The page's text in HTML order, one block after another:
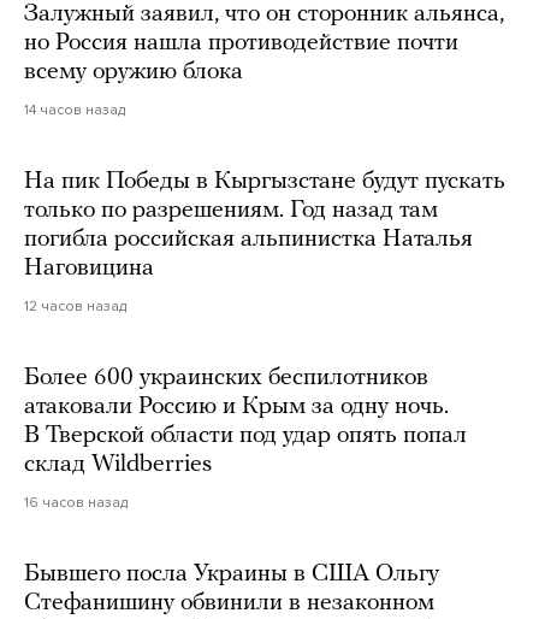
Залужный заявил, что он сторонник альянса,
но Россия нашла противодействие почти
всему оружию блока
14 часов назад
На пик Победы в Кыргызстане будут пускать
только по разрешениям. Год назад там
погибла российская альпинистка Наталья
Наговицина
12 часов назад
Более 600 украинских беспилотников
атаковали Россию и Крым за одну ночь.
В Тверской области под удар опять попал
склад Wildberries
16 часов назад
Бывшего посла Украины в США Ольгу
Стефанишину обвинили в незаконном